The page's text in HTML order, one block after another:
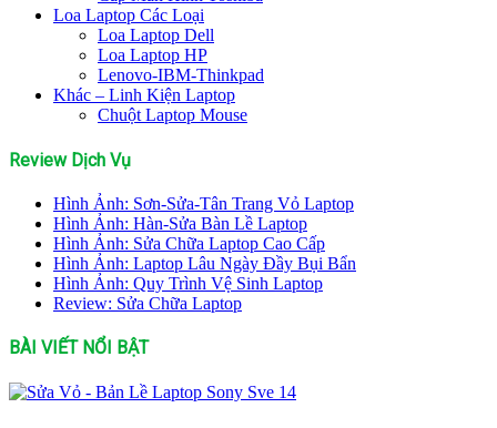
Loa Laptop Các Loại
Loa Laptop Dell
Loa Laptop HP
Lenovo-IBM-Thinkpad
Khác – Linh Kiện Laptop
Chuột Laptop Mouse
Review Dịch Vụ
Hình Ảnh: Sơn-Sửa-Tân Trang Vỏ Laptop
Hình Ảnh: Hàn-Sửa Bàn Lề Laptop
Hình Ảnh: Sửa Chữa Laptop Cao Cấp
Hình Ảnh: Laptop Lâu Ngày Đầy Bụi Bẩn
Hình Ảnh: Quy Trình Vệ Sinh Laptop
Review: Sửa Chữa Laptop
BÀI VIẾT NỔI BẬT